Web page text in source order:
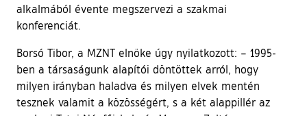
alkalmából évente megszervezi a szakmai
konferenciát.
Borsó Tibor, a MZNT elnöke úgy nyilatkozott: – 1995-
ben a társaságunk alapítói döntöttek arról, hogy
milyen irányban haladva és milyen elvek mentén
tesznek valamit a közösségért, s a két alappillér az